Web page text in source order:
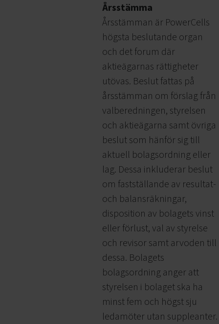
Årsstämma
Årsstämman är PowerCells
högsta beslutande organ
och det forum där
aktieägarnas rättigheter
utövas. Beslut fattas på
årsstämman om förslag från
valberedningen, styrelsen
och aktieägarna samt övriga
beslut som hänför sig till
aktuell bolagsordning eller
lag. Dessa inkluderar beslut
om fastställande av resultat-
och balansräkningar,
disposition av bolagets vinst
eller förlust, val av styrelse
och revisor samt arvoden till
dessa. Bolagets
bolagsordning anger att
styrelsen i bolaget ska ha
minst fem och högst sju
ledamöter utan suppleanter.